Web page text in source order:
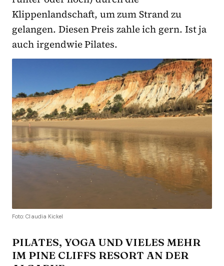
Klippenlandschaft, um zum Strand zu
gelangen. Diesen Preis zahle ich gern. Ist ja
auch irgendwie Pilates.
Foto: Claudia Kickel
PILATES, YOGA UND VIELES MEHR
IM PINE CLIFFS RESORT AN DER